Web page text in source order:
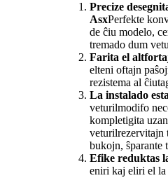
Precize
AsxPerfekte
de ĉiu modelo,
tremado dum
Farita el
elteni oftajn
rezistema al
La instalado
veturilmodifo
kompletigita
veturilrezervitajn
bukojn, ŝparante
Efike reduktas
eniri kaj eliri el la